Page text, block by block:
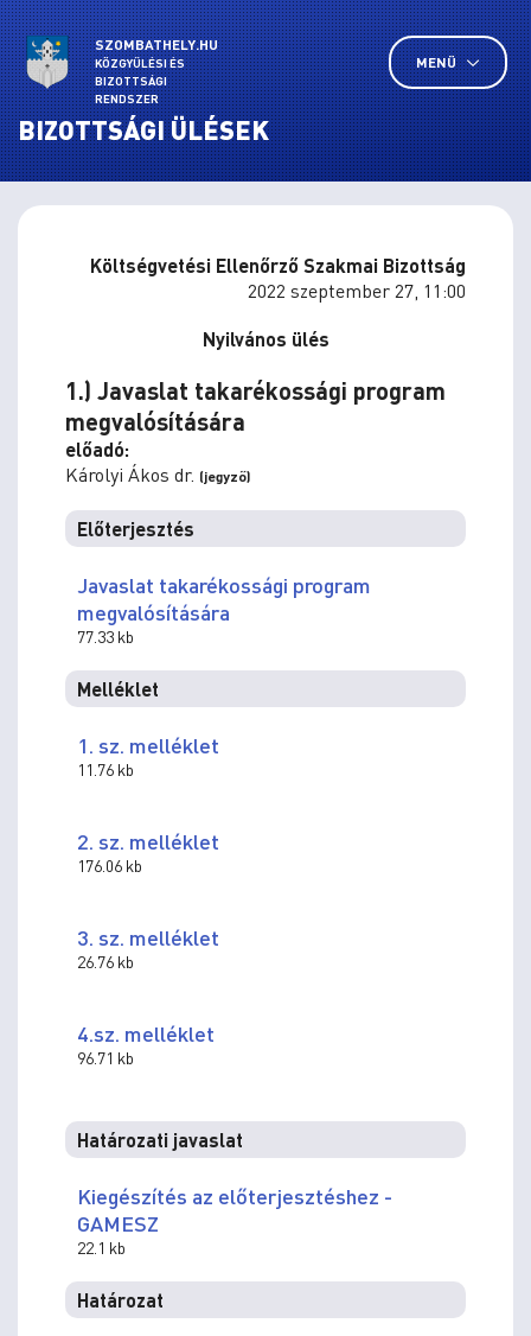
SZOMBATHELY.HU
KÖZGYŰLÉSI ÉS
BIZOTTSÁGI
RENDSZER
MENÜ
BIZOTTSÁGI ÜLÉSEK
Költségvetési Ellenőrző Szakmai Bizottság
2022 szeptember 27, 11:00
Nyilvános ülés
1.) Javaslat takarékossági program
megvalósítására
előadó:
Károlyi Ákos dr. (jegyző)
Előterjesztés
Javaslat takarékossági program
megvalósítására
77.33 kb
Melléklet
1. sz. melléklet
11.76 kb
2. sz. melléklet
176.06 kb
3. sz. melléklet
26.76 kb
4.sz. melléklet
96.71 kb
Határozati javaslat
Kiegészítés az előterjesztéshez -
GAMESZ
22.1 kb
Határozat